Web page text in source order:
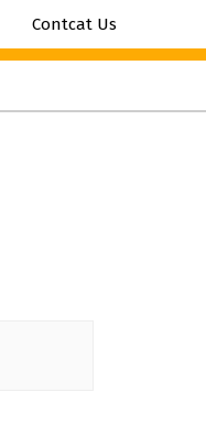
Contcat Us